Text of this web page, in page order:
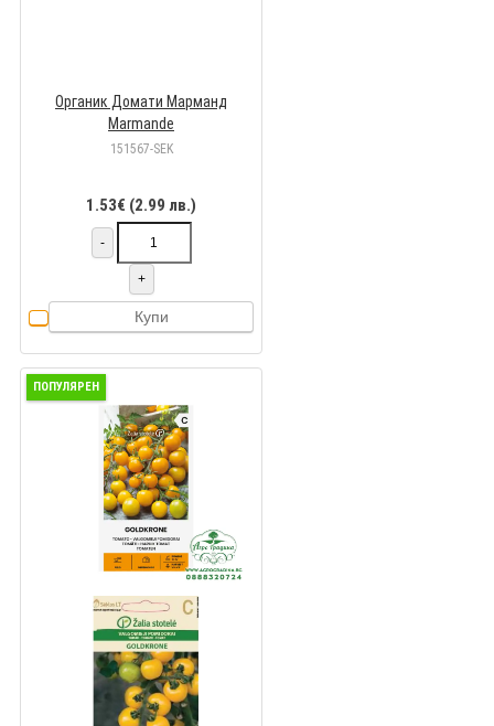
Органик Домати Марманд
Marmande
151567-SEK
1.53€ (2.99 лв.)
-
+
Купи
ПОПУЛЯРЕН